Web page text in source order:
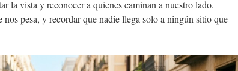
la vista y reconocer a quienes caminan a nuestro lado.
pesa, y recordar que nadie llega solo a ningún sitio que